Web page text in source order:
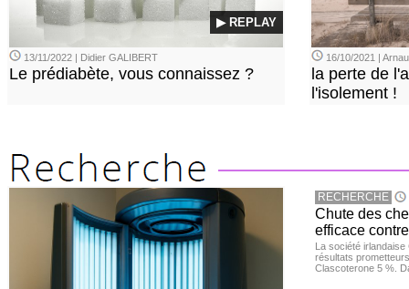
▶ REPLAY
13/11/2022 | Didier GALIBERT
Le prédiabète, vous connaissez ?
16/10/2021 |
la perte de
l'isolement !
RECHERCHE
Chute des
efficace
La société
résultats
Clascoterone 5 %.